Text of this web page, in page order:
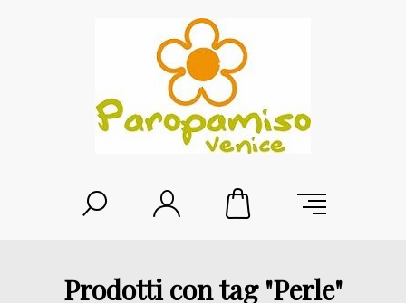
Prodotti con tag "Perle"